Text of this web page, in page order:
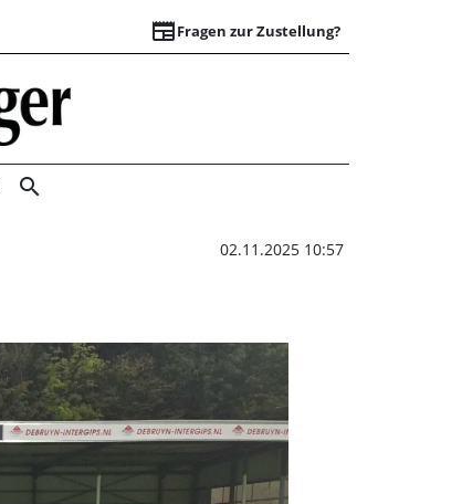
newspaperFragen zur Zustellung?
Eigene Formation
search
02.11.2025 10:57